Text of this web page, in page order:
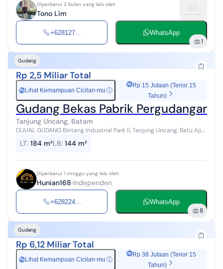
Diperbarui 2 bulan yang lalu oleh
Tono Lim
+628127... WhatsApp
1
Gudang
Rp 2,5 Miliar Total
Rp Lihat Kemampuan Cicilan-mu ⓘ
Rp 15 Jutaan (Tenor 15
Tahun)
Gudang Bekas Pabrik Pergudangan
Tanjung Uncang, Batam
DIJUAL GUDANG Bintang Industrial Park II, Tanjung Uncang, Batu Aji,
m² (8 x...
LT: 184 m²LB: 144 m²
Diperbarui 1 minggu yang lalu oleh
Hunian168 Independen
+628224... WhatsApp
8
Gudang
Rp 6,12 Miliar Total
Rp Lihat Kemampuan Cicilan-mu ⓘ
Rp 38 Jutaan (Tenor 15
Tahun)